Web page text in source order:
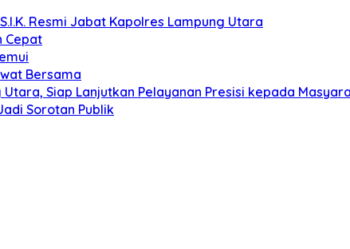
Resmi Jabat Kapolres Lampung Utara
Cepat
Bersama
Siap Lanjutkan Pelayanan Presisi kepada
Sorotan Publik